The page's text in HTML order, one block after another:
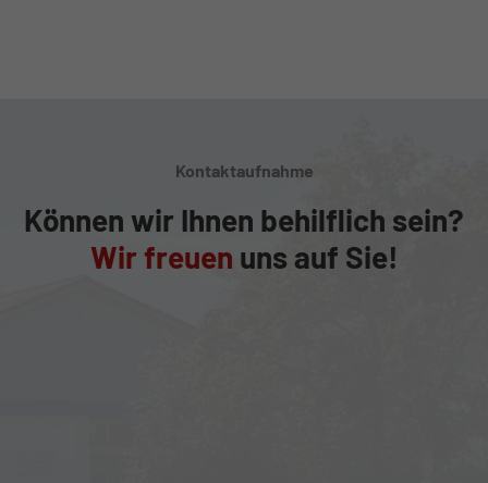
Kontaktaufnahme
Können wir Ihnen behilflich sein?
Wir freuen uns auf Sie!